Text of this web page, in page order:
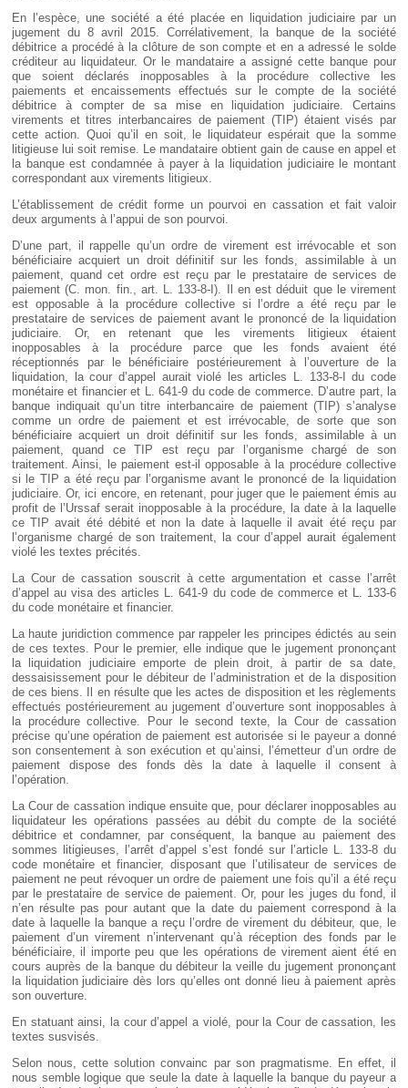
En l’espèce, une société a été placée en liquidation judiciaire par un
jugement du 8 avril 2015. Corrélativement, la banque de la société
débitrice a procédé à la clôture de son compte et en a adressé le solde
créditeur au liquidateur. Or le mandataire a assigné cette banque pour
que soient déclarés inopposables à la procédure collective les
paiements et encaissements effectués sur le compte de la société
débitrice à compter de sa mise en liquidation judiciaire. Certains
virements et titres interbancaires de paiement (TIP) étaient visés par
cette action. Quoi qu’il en soit, le liquidateur espérait que la somme
litigieuse lui soit remise. Le mandataire obtient gain de cause en appel et
la banque est condamnée à payer à la liquidation judiciaire le montant
correspondant aux virements litigieux.
L’établissement de crédit forme un pourvoi en cassation et fait valoir
deux arguments à l’appui de son pourvoi.
D’une part, il rappelle qu’un ordre de virement est irrévocable et son
bénéficiaire acquiert un droit définitif sur les fonds, assimilable à un
paiement, quand cet ordre est reçu par le prestataire de services de
paiement (C. mon. fin., art. L. 133-8-I). Il en est déduit que le virement
est opposable à la procédure collective si l’ordre a été reçu par le
prestataire de services de paiement avant le prononcé de la liquidation
judiciaire. Or, en retenant que les virements litigieux étaient
inopposables à la procédure parce que les fonds avaient été
réceptionnés par le bénéficiaire postérieurement à l’ouverture de la
liquidation, la cour d’appel aurait violé les articles L. 133-8-I du code
monétaire et financier et L. 641-9 du code de commerce. D’autre part, la
banque indiquait qu’un titre interbancaire de paiement (TIP) s’analyse
comme un ordre de paiement et est irrévocable, de sorte que son
bénéficiaire acquiert un droit définitif sur les fonds, assimilable à un
paiement, quand ce TIP est reçu par l’organisme chargé de son
traitement. Ainsi, le paiement est-il opposable à la procédure collective
si le TIP a été reçu par l’organisme avant le prononcé de la liquidation
judiciaire. Or, ici encore, en retenant, pour juger que le paiement émis au
profit de l’Urssaf serait inopposable à la procédure, la date à la laquelle
ce TIP avait été débité et non la date à laquelle il avait été reçu par
l’organisme chargé de son traitement, la cour d’appel aurait également
violé les textes précités.
La Cour de cassation souscrit à cette argumentation et casse l’arrêt
d’appel au visa des articles L. 641-9 du code de commerce et L. 133-6
du code monétaire et financier.
La haute juridiction commence par rappeler les principes édictés au sein
de ces textes. Pour le premier, elle indique que le jugement prononçant
la liquidation judiciaire emporte de plein droit, à partir de sa date,
dessaisissement pour le débiteur de l’administration et de la disposition
de ces biens. Il en résulte que les actes de disposition et les règlements
effectués postérieurement au jugement d’ouverture sont inopposables à
la procédure collective. Pour le second texte, la Cour de cassation
précise qu’une opération de paiement est autorisée si le payeur a donné
son consentement à son exécution et qu’ainsi, l’émetteur d’un ordre de
paiement dispose des fonds dès la date à laquelle il consent à
l’opération.
La Cour de cassation indique ensuite que, pour déclarer inopposables au
liquidateur les opérations passées au débit du compte de la société
débitrice et condamner, par conséquent, la banque au paiement des
sommes litigieuses, l’arrêt d’appel s’est fondé sur l’article L. 133-8 du
code monétaire et financier, disposant que l’utilisateur de services de
paiement ne peut révoquer un ordre de paiement une fois qu’il a été reçu
par le prestataire de service de paiement. Or, pour les juges du fond, il
n’en résulte pas pour autant que la date du paiement correspond à la
date à laquelle la banque a reçu l’ordre de virement du débiteur, que, le
paiement d’un virement n’intervenant qu’à réception des fonds par le
bénéficiaire, il importe peu que les opérations de virement aient été en
cours auprès de la banque du débiteur la veille du jugement prononçant
la liquidation judiciaire dès lors qu’elles ont donné lieu à paiement après
son ouverture.
En statuant ainsi, la cour d’appel a violé, pour la Cour de cassation, les
textes susvisés.
Selon nous, cette solution convainc par son pragmatisme. En effet, il
nous semble logique que seule la date à laquelle la banque du payeur a